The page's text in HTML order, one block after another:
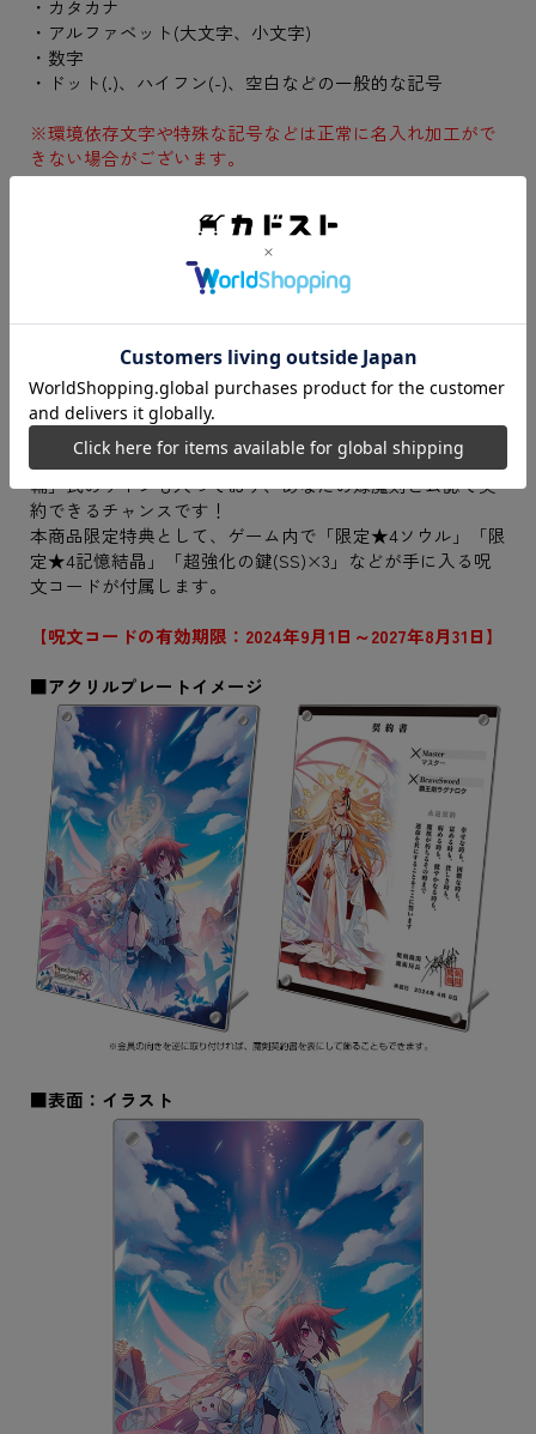
・カタカナ
・アルファベット(大文字、小文字)
・数字
・ドット(.)、ハイフン(-)、空白などの一般的な記号
※環境依存文字や特殊な記号などは正常に名入れ加工がで
きない場合がございます。
スマホ向けRPG『ブレイブソード×ブレイズソウル』の魔
王戦争編完結を祝い、メモリアルプレートをご用意！
こちらは魔王戦争編の完結を記念して描かれたキービジュ
となっている、マスターなら必ず手に入れたいまさに完結
記念にふさわしいメモリアルプレートとなっています。
裏面の魔剣契約書に描かれる魔剣は、2024年4月7日までに
登場した全ての魔剣の中から選ぶことが可能。さらに選ん
だ魔剣名と共にあなたのマスター名が刻印される、まさに
「魔剣契約書」となっています。魔剣機関局長「神谷友
輔」氏のサインも入っており、あなたの嫁魔剣と公認で契
約できるチャンスです！
本商品限定特典として、ゲーム内で「限定★4ソウル」「限
定★4記憶結晶」「超強化の鍵(SS)×3」などが手に入る呪
文コードが付属します。
【呪文コードの有効期限：2024年9月1日～2027年8月31日】
■アクリルプレートイメージ
■表面：イラスト